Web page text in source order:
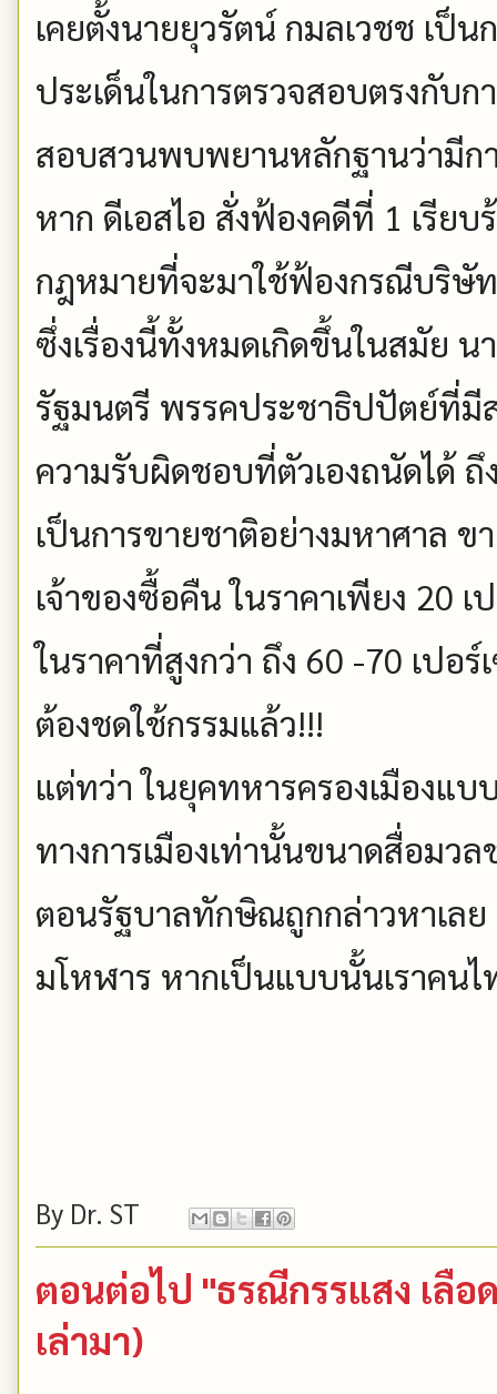
เคยตั้งนายยุวรัตน์ กมลเวชช เป็
ประเด็นในการตรวจสอบตรงกับก
สอบสวนพบพยานหลักฐานว่ามีก
หาก ดีเอสไอ สั่งฟ้องคดีที่ 1 เรีย
กฎหมายที่จะมาใช้ฟ้องกรณีบริษั
ซึ่งเรื่องนี้ทั้งหมดเกิดขึ้นในสมัย
รัฐมนตรี พรรคประชาธิปปัตย์ที่มี
ความรับผิดชอบที่ตัวเองถนัดได้ ถึ
เป็นการขายชาติอย่างมหาศาล ข
เจ้าของซื้อคืน ในราคาเพียง 20
ในราคาที่สูงกว่า ถึง 60 -70 เปอ
ต้องชดใช้กรรมแล้ว!!!
แต่ทว่า ในยุคทหารครองเมืองแบ
ทางการเมืองเท่านั้นขนาดสื่อมว
ตอนรัฐบาลทักษิณถูกกล่าวหาเลย
มโหฬาร หากเป็นแบบนั้นเราคน
By Dr. ST
ตอนต่อไป "ธรณีกรรแสง เลือ
เล่ามา)